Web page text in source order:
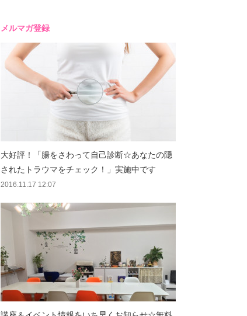
メルマガ登録
大好評！「腸をさわって自己診断☆あなたの隠
されたトラウマをチェック！」実施中です
2016.11.17 12:07